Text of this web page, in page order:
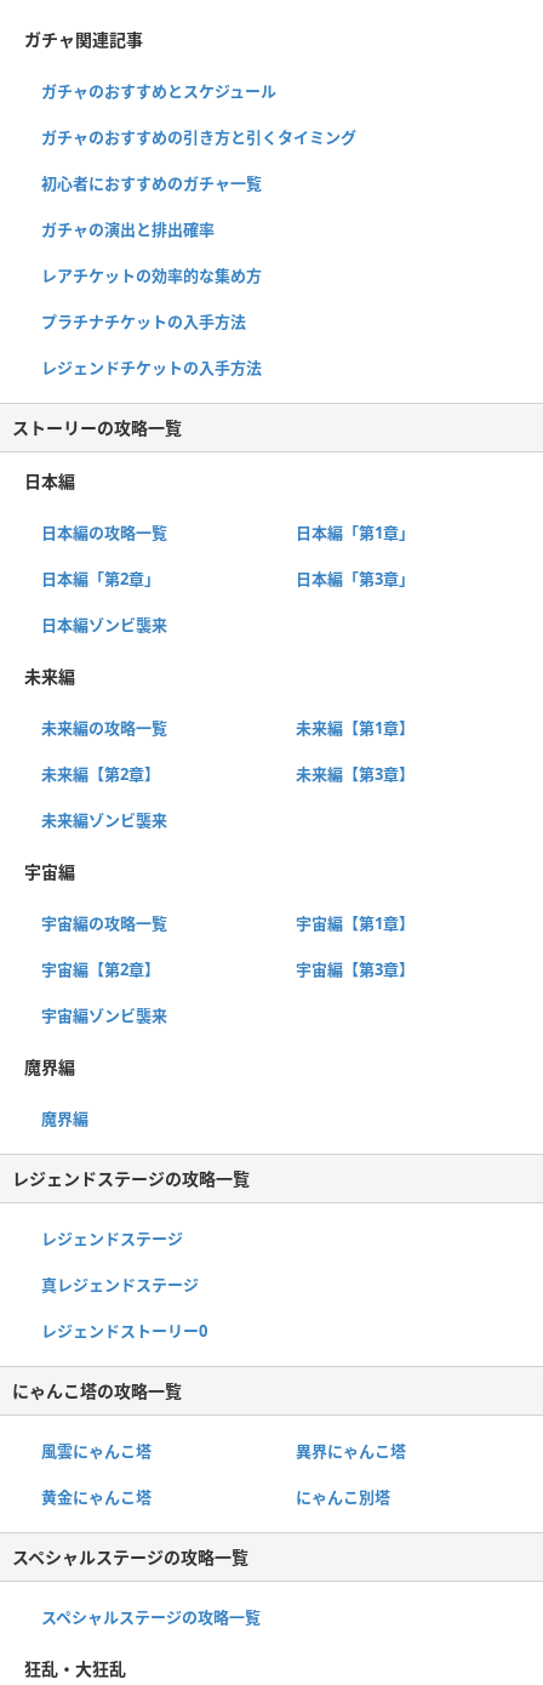
ガチャ関連記事
ガチャのおすすめとスケジュール
ガチャのおすすめの引き方と引くタイミング
初心者におすすめのガチャ一覧
ガチャの演出と排出確率
レアチケットの効率的な集め方
プラチナチケットの入手方法
レジェンドチケットの入手方法
ストーリーの攻略一覧
日本編
日本編の攻略一覧 日本編「第1章」
日本編「第2章」 日本編「第3章」
日本編ゾンビ襲来
未来編
未来編の攻略一覧 未来編【第1章】
未来編【第2章】 未来編【第3章】
未来編ゾンビ襲来
宇宙編
宇宙編の攻略一覧 宇宙編【第1章】
宇宙編【第2章】 宇宙編【第3章】
宇宙編ゾンビ襲来
魔界編
魔界編
レジェンドステージの攻略一覧
レジェンドステージ
真レジェンドステージ
レジェンドストーリー0
にゃんこ塔の攻略一覧
風雲にゃんこ塔 異界にゃんこ塔
黄金にゃんこ塔 にゃんこ別塔
スペシャルステージの攻略一覧
スペシャルステージの攻略一覧
狂乱・大狂乱